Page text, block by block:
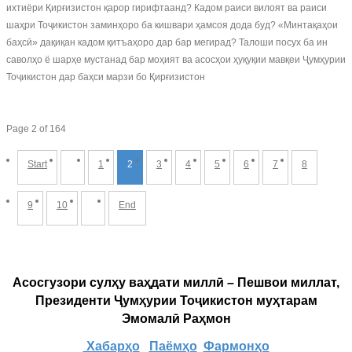
ихтиёри Қирғизистон қарор гирифтаанд? Кадом раиси вилоят ва раиси
шаҳри Тоҷикистон заминҳоро ба кишвари ҳамсоя дода буд? «Минтақаҳои
баҳсӣ» дақиқан кадом қитъаҳоро дар бар мегирад? Талоши посух ба ин
саволҳо ё шарҳе мустанад бар моҳият ва асосҳои ҳуқуқии мавқеи Ҷумҳурии
Тоҷикистон дар баҳси марзи бо Қирғизистон
Page 2 of 164
Start 1 2 3 4 5 6 7 8
9 10 End
Асосгузори сулҳу ваҳдати миллӣ – Пешвои миллат,
Президенти Ҷумҳурии Тоҷикистон муҳтарам
Эмомалӣ Раҳмон
Хабарҳо Паёмҳо Фармонҳо